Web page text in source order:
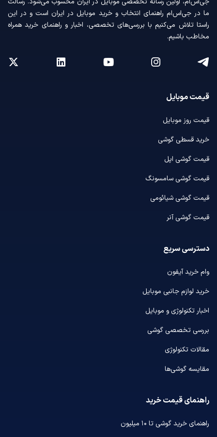
ما در جی‌اس‌ام راهنمای انتخاب و خرید موبایل در ایران است و در این
راستا تلاش می‌کنیم با بررسی‌های تخصصی، اخبار و راهنمای خرید همراه
مخاطب باشیم.
قیمت موبایل
قیمت روز موبایل
خرید قسطی گوشی
قیمت گوشی اپل
قیمت گوشی سامسونگ
قیمت گوشی شیائومی
قیمت گوشی آنر
دسترسی سریع
وام خرید آیفون
خرید لوازم جانبی موبایل
اخبار تکنولوژی و موبایل
بررسی تخصصی گوشی
مقالات تکنولوژی
مقایسه گوشی‌ها
راهنمای قیمت خرید
راهنمای خرید گوشی تا ۱۰ میلیون